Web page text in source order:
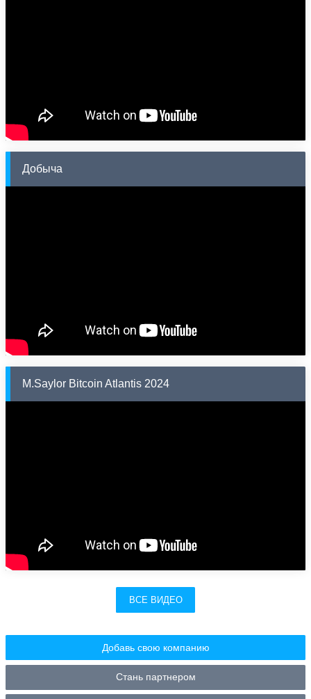
Добыча
M.Saylor Bitcoin Atlantis 2024
ВСЕ ВИДЕО
Добавь свою компанию
Стань партнером